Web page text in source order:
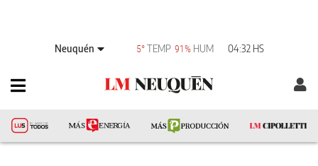
Neuquén 5° TEMP 91% HUM 04:32 HS